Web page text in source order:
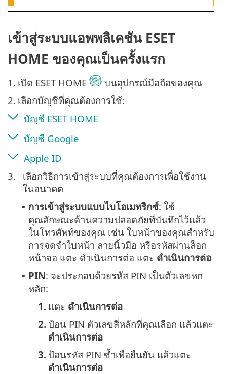
เข้าสู่ระบบแอพพลิเคชัน ESET
HOME ของคุณเป็นครั้งแรก
1. เปิด ESET HOME
บนอุปกรณ์มือถือของคุณ
2. เลือกบัญชีที่คุณต้องการใช้:
บัญชี ESET HOME
บัญชี Google
Apple ID
3.
เลือกวิธีการเข้าสู่ระบบที่คุณต้องการเพื่อใช้งาน
ในอนาคต
• การเข้าสู่ระบบแบบไบโอเมทริกซ์: ใช้
คุณลักษณะด้านความปลอดภัยที่บันทึกไว้แล้ว
ในโทรศัพท์ของคุณ เช่น ใบหน้าของคุณสำหรับ
การจดจำใบหน้า ลายนิ้วมือ หรือรหัสผ่านล็อก
หน้าจอ แตะ ดำเนินการต่อ แตะ ดำเนินการต่อ
• PIN: จะประกอบด้วยรหัส PIN เป็นตัวเลขหก
หลัก:
1. แตะ ดำเนินการต่อ
2. ป้อน PIN ตัวเลขสี่หลักที่คุณเลือก แล้วแตะ
ดำเนินการต่อ
3. ป้อนรหัส PIN ซ้ำเพื่อยืนยัน แล้วแตะ
ดำเนินการต่อ